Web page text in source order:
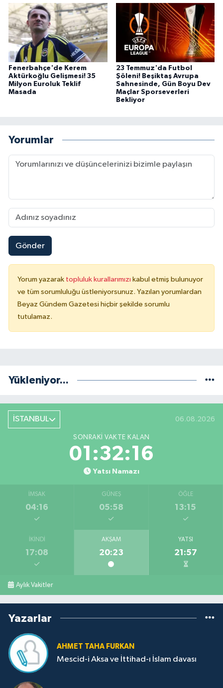
Fenerbahçe'de Kerem
Aktürkoğlu Gelişmesi! 35
Milyon Euroluk Teklif
Masada
23 Temmuz'da Futbol
Şöleni! Beşiktaş Avrupa
Sahnesinde, Gün Boyu Dev
Maçlar Sporseverleri
Bekliyor
Yorumlar
Gönder
Yorum yazarak topluluk kurallarımızı kabul etmiş bulunuyor
ve tüm sorumluluğu üstleniyorsunuz. Yazılan yorumlardan
Beyaz Gündem Gazetesi hiçbir şekilde sorumlu
tutulamaz.
Yükleniyor...
İSTANBUL 06.08.2026
SONRAKI VAKTE KALAN
01:32:15
Yatsı Namazı
İMSAK
04:16
GÜNEŞ
05:58
ÖĞLE
13:15
İKINDI
17:08
AKŞAM
20:23
YATSI
21:57
Aylık Vakitler
Yazarlar
AHMET TAHA FURKAN
Mescid-i Aksa ve İttihad-ı İslam davası